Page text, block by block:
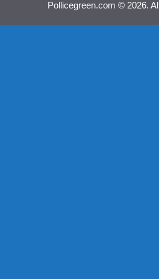
Pollicegreen.com © 2026.